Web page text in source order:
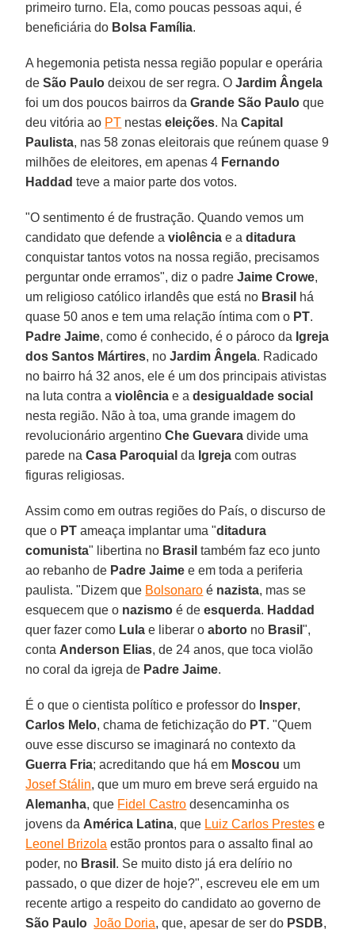
primeiro turno. Ela, como poucas pessoas aqui, é
beneficiária do Bolsa Família.
A hegemonia petista nessa região popular e operária
deSão Paulo deixou de ser regra. OJardim Ângela
foi um dos poucos bairros daGrande São Paulo que
deu vitória ao PT nestaseleições. Na Capital
Paulista, nas 58 zonas eleitorais que reúnem quase 9
milhões de eleitores, em apenas 4 Fernando
Haddad teve a maior parte dos votos.
"O sentimento é de frustração. Quando vemos um
candidato que defende aviolênciae a ditadura
conquistar tantos votos na nossa região, precisamos
perguntar onde erramos", diz o padreJaime Crowe,
um religioso católico irlandês que está no Brasil há
quase 50 anos e tem uma relação íntima com o PT.
Padre Jaime, como é conhecido, é o pároco da Igreja
dos Santos Mártires, no Jardim Ângela. Radicado
no bairro há 32 anos, ele é um dos principais ativistas
na luta contra aviolênciae a desigualdade social
nesta região. Não à toa, uma grande imagem do
revolucionário argentinoChe Guevara divide uma
parede naCasa Paroquialda Igreja com outras
figuras religiosas.
Assim como em outras regiões do País, o discurso de
que o PT ameaça implantar uma "ditadura
comunista" libertina no Brasil também faz eco junto
ao rebanho de Padre Jaime e em toda a periferia
paulista. "Dizem que Bolsonaro é nazista, mas se
esquecem que o nazismoé de esquerda. Haddad
quer fazer como Lula e liberar oaborto no Brasil",
conta Anderson Elias, de 24 anos, que toca violão
no coral da igreja de Padre Jaime.
É o que o cientista político e professor do Insper,
Carlos Melo, chama de fetichização do PT. "Quem
ouve esse discurso se imaginará no contexto da
Guerra Fria; acreditando que há em Moscou um
Josef Stálin, que um muro em breve será erguido na
Alemanha, que Fidel Castro desencaminha os
jovens da América Latina, que Luiz Carlos Prestes e
Leonel Brizola estão prontos para o assalto final ao
poder, no Brasil . Se muito disto já era delírio no
passado, o que dizer de hoje?", escreveu ele em um
recente artigo a respeito do candidato ao governo de
São Paulo João Doria, que, apesar de ser do PSDB,